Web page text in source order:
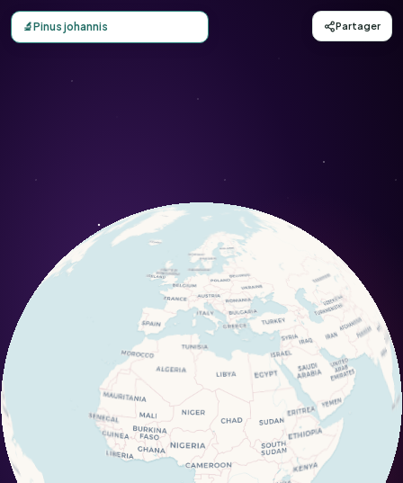
Carte d'observation du Pinus johannis (Pinus johannis) -
🔬Pinus johannis Partager